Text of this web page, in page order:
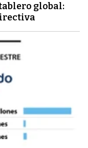
global: